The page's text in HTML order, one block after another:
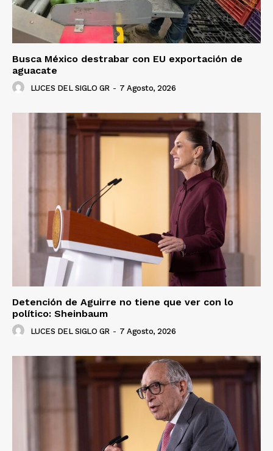
Busca México destrabar con EU exportación de
aguacate
LUCES DEL SIGLO GR - 7 Agosto, 2026
Detención de Aguirre no tiene que ver con lo
político: Sheinbaum
LUCES DEL SIGLO GR - 7 Agosto, 2026